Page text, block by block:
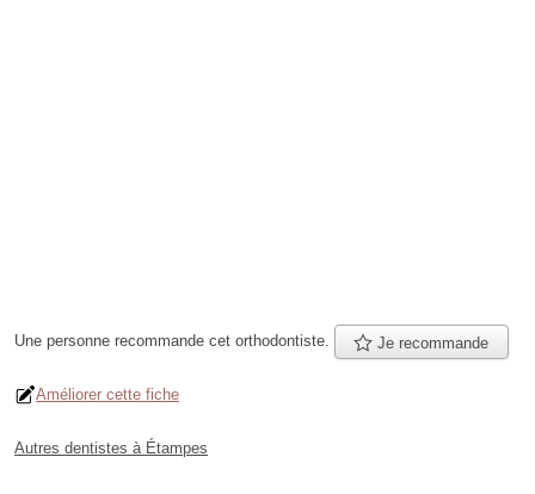
Une personne recommande cet orthodontiste. Je recommande
Améliorer cette fiche
Autres dentistes à Étampes